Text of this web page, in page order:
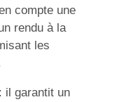
compte une
rendu à la
les
il garantit un